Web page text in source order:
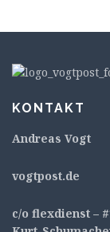
KONTAKT
Andreas Vogt
vogtpost.de
c/o flexdienst –